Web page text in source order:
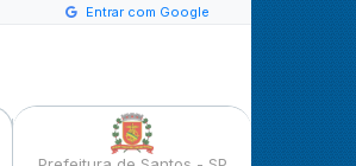
Entrar com Google